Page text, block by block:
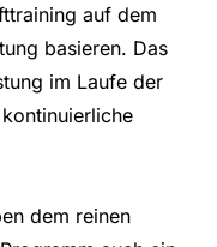
auf dem
basieren. Das
im Laufe der
dem reinen